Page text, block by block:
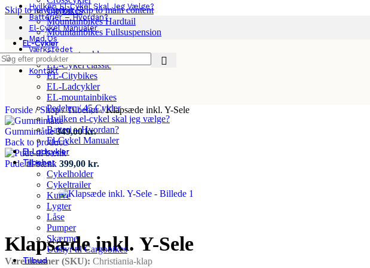
Skip to navigationSkip to main content
Hvilken El-Cykel Skal Jeg Vælge?
Batterier – Hvordan?
El-Cykel Manualer
Mød Os
Værkstedet
App
Kontakt
Citybikes
Mountainbikes Hardtail
Mountainbikes Fullsuspension
EL-Cykler
Compact cykler
EL-Cykel classic
EL-Citybikes
EL-Ladcykler
EL-mountainbikes
Pedelec / 45 Cykler
Hvilken el-cykel skal jeg vælge?
Batteri – Hvordan?
El-Cykel Manualer
El-Ladcykler
Tilbehør
Cykelholder
Cykeltrailer
Kurve
Lygter
Låse
Pumper
Skærme
Udstyr til Cargobikes
Tilbud
Forside / Shop/ Tilbehør/ Klapsæde inkl. Y-Sele
Gummimåtte349,00kr.
Back to products
Pude til bænk 399,00 kr.
Klapsæde inkl. Y-Sele
Varenummer (SKU): Christiania-klap